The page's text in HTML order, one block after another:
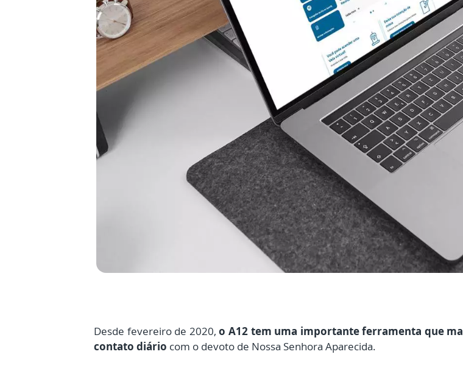
Desde fevereiro de 2020, o A12 tem uma importante ferramenta que
contato diário com o devoto de Nossa Senhora Aparecida.